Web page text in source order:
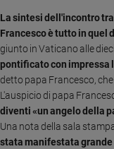
del
giorno
Santo
del
giorno
Società
e
valori
La sintesi dell'incontro
Francesco è tutto in quel
giunto in Vaticano alle
pontificato con impressa
detto papa Francesco,
L'auspicio di papa
diventi «un angelo della
Una nota della sala
stata manifestata